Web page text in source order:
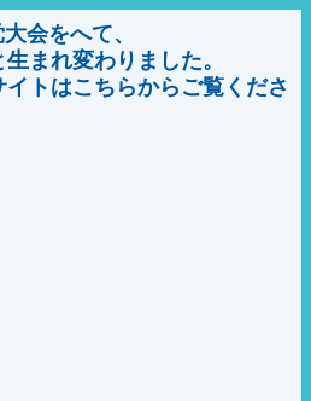
会をへて、
まれ変わりました。
トはこちらからご覧くださ